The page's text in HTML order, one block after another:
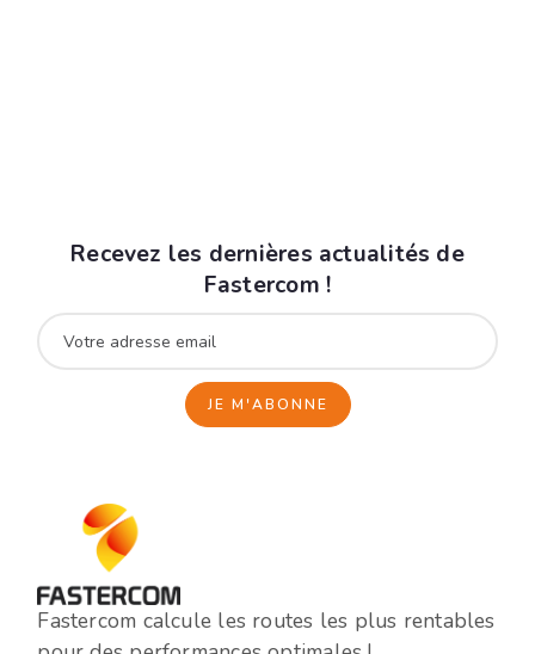
Recevez les dernières actualités de
Fastercom !
Fastercom calcule les routes les plus rentables